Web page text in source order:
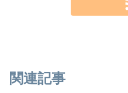
関連記事